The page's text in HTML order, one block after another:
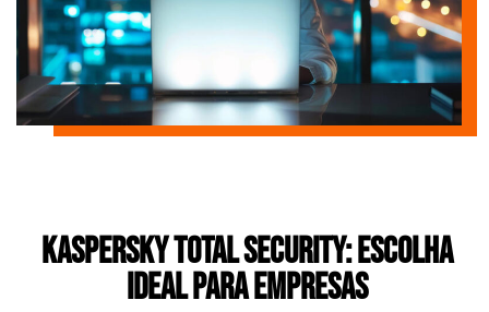
Kaspersky Total Security: Escolha
ideal para empresas